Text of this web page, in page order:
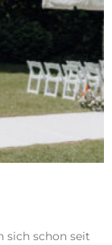
sich schon seit